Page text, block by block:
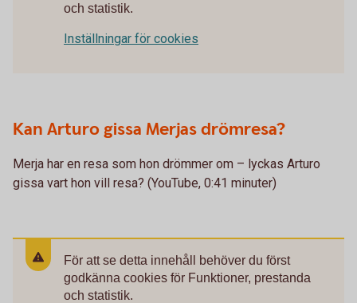
och statistik.
Inställningar för cookies
Kan Arturo gissa Merjas drömresa?
Merja har en resa som hon drömmer om – lyckas Arturo
gissa vart hon vill resa? (YouTube, 0:41 minuter)
För att se detta innehåll behöver du först
godkänna cookies för Funktioner, prestanda
och statistik.